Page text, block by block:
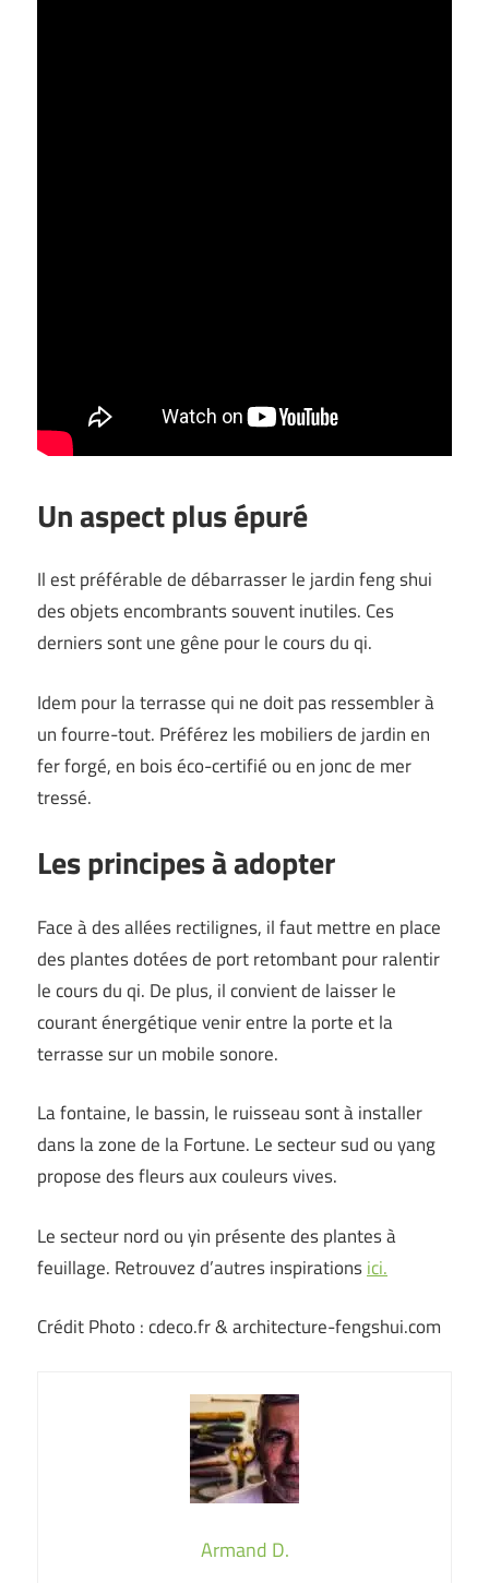
Un aspect plus épuré
Il est préférable de débarrasser le jardin feng shui
des objets encombrants souvent inutiles. Ces
derniers sont une gêne pour le cours du qi.
Idem pour la terrasse qui ne doit pas ressembler à
un fourre-tout. Préférez les mobiliers de jardin en
fer forgé, en bois éco-certifié ou en jonc de mer
tressé.
Les principes à adopter
Face à des allées rectilignes, il faut mettre en place
des plantes dotées de port retombant pour ralentir
le cours du qi. De plus, il convient de laisser le
courant énergétique venir entre la porte et la
terrasse sur un mobile sonore.
La fontaine, le bassin, le ruisseau sont à installer
dans la zone de la Fortune. Le secteur sud ou yang
propose des fleurs aux couleurs vives.
Le secteur nord ou yin présente des plantes à
feuillage. Retrouvez d’autres inspirationsici.
Crédit Photo : cdeco.fr & architecture-fengshui.com
Armand D.